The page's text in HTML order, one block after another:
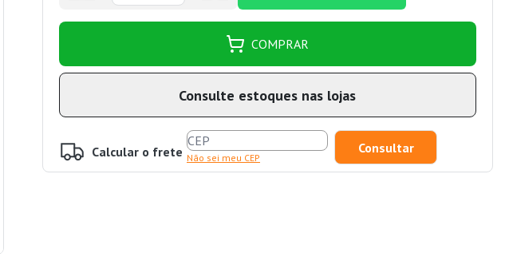
COMPRAR
Consulte estoques nas lojas
Calcular o frete Não sei meu CEP